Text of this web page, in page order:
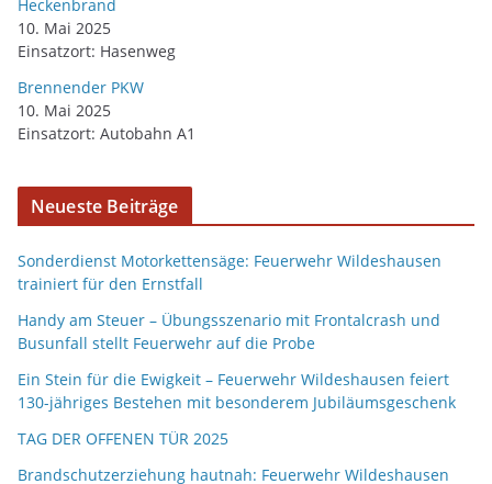
Heckenbrand
10. Mai 2025
Einsatzort: Hasenweg
Brennender PKW
10. Mai 2025
Einsatzort: Autobahn A1
Neueste Beiträge
Sonderdienst Motorkettensäge: Feuerwehr Wildeshausen
trainiert für den Ernstfall
Handy am Steuer – Übungsszenario mit Frontalcrash und
Busunfall stellt Feuerwehr auf die Probe
Ein Stein für die Ewigkeit – Feuerwehr Wildeshausen feiert
130-jähriges Bestehen mit besonderem Jubiläumsgeschenk
TAG DER OFFENEN TÜR 2025
Brandschutzerziehung hautnah: Feuerwehr Wildeshausen